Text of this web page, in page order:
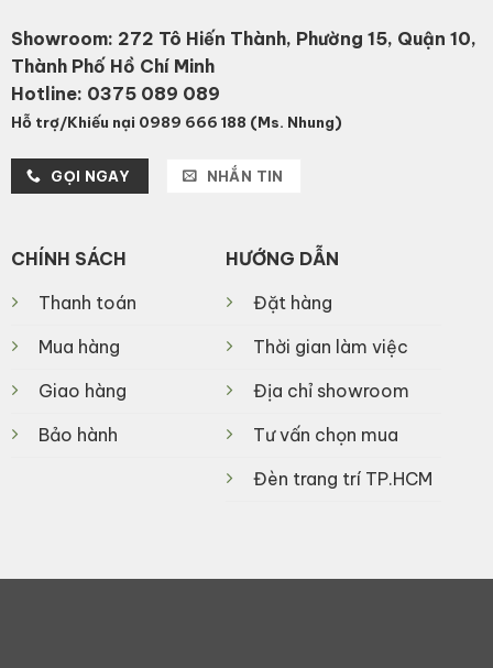
Showroom: 272 Tô Hiến Thành, Phường 15, Quận 10,
Thành Phố Hồ Chí Minh
Hotline: 0375 089 089
Hỗ trợ/Khiếu nại 0989 666 188 (Ms. Nhung)
GỌI NGAY NHẮN TIN
CHÍNH SÁCH
Thanh toán
Mua hàng
Giao hàng
Bảo hành
HƯỚNG DẪN
Đặt hàng
Thời gian làm việc
Địa chỉ showroom
Tư vấn chọn mua
Đèn trang trí TP.HCM